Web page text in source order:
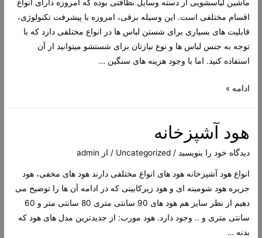
ماشین لباسشویی از دسته وسایل نظافتی بوده که امروزه دارای انواع
اقسام مختلفی است. این وسیله برقی، امروزه با پیشرفت تکنولوژی،
قابلیت های بسیاری برای شستن لباس ها در انواع مختلفی دارد که با
توجه به جنس لباس ها و نوع نیازتان برای شستشو میتوانید از آن
استفاده کنید. اما با وجود هزینه های سنگین …
خرید
ادامه »
هود آشپزخانه
دیدگاه‌ خود را بنویسید /
Uncategorized / از admin
انواع هود آشپزخانه هود های انواع مختلفی دارند هود های مخفی، هود
جزیره هود شومینه ای و هود زیرکابینی که در ادامه آن ها را توضیح می
دهیم از نظر سایز هم هود های 90 سانتی متری 80 سانتی متر و 60
سانتی متری و .. وجود دارد. هود مورب: از جدیدترین مدل های هود که
بدنه …